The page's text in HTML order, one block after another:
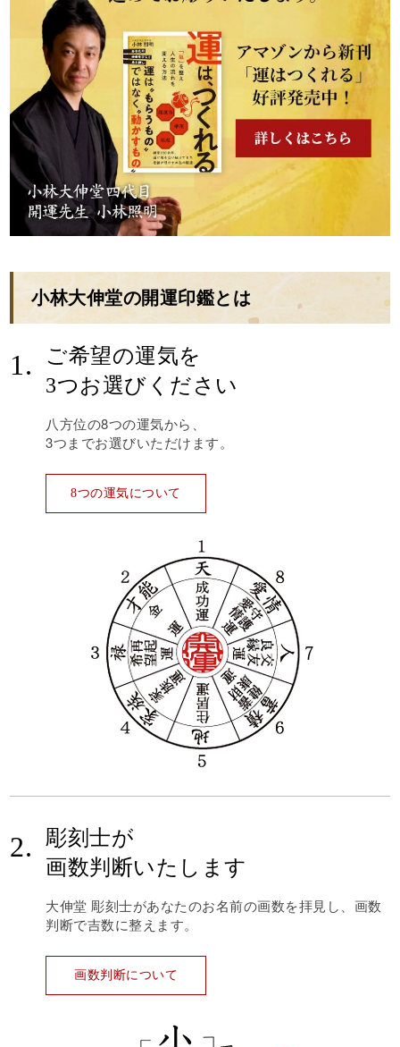
小林大伸堂の開運印鑑とは
1.
ご希望の運気を
3つお選びください
八方位の8つの運気から、
3つまでお選びいただけます。
8つの運気について
2.
彫刻士が
画数判断いたします
大伸堂 彫刻士があなたのお名前の画数を拝見し、画数
判断で吉数に整えます。
画数判断について